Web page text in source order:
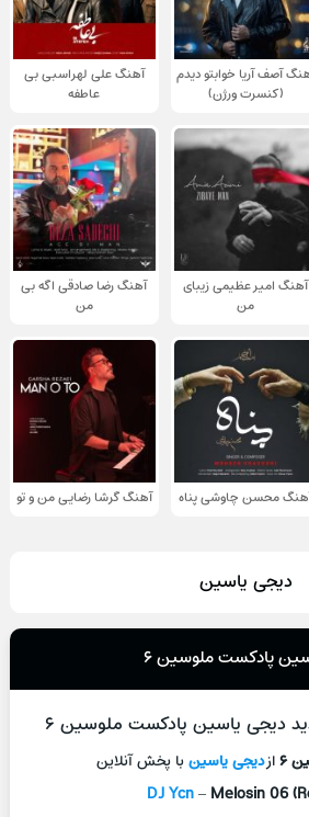
آصف آریا خوابتو دیدم
(کنسرت ورژن)
آهنگ علی لهراسبی بی
عاطفه
آهنگ امیر عظیمی زیبای
من
آهنگ رضا صادقی اگه بی
من
محسن چاوشی پناه آهنگ گرشا رضایی من و تو
دیجی یاسین
پادکست ملوسین ۶
دیجی یاسین پادکست ملوسین ۶
۶ ازدیجی یاسینبا پخش آنلاین
DJ Ycn– Melosin 06